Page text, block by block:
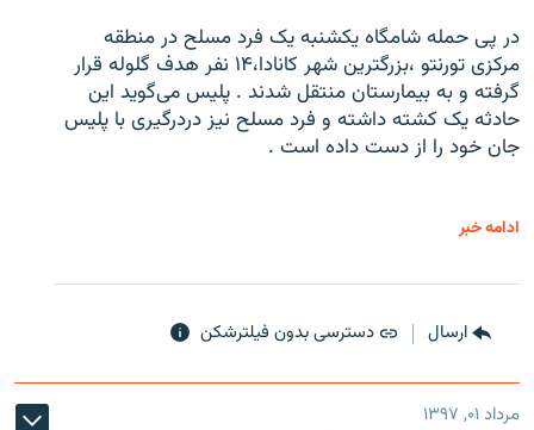
در پی حمله شامگاه یکشنبه یک فرد مسلح در منطقه
مرکزی تورنتو ،‌بزرگترین شهر کانادا،۱۴ نفر هدف گلوله قرار
گرفته و به بیمارستان منتقل شدند . پلیس می‌گوید این
حادثه یک کشته داشته و فرد مسلح نیز دردرگیری با پلیس
جان خود را از دست داده است .
ادامه خبر
ارسال دسترسی بدون فیلترشکن
مرداد ۰۱, ۱۳۹۷